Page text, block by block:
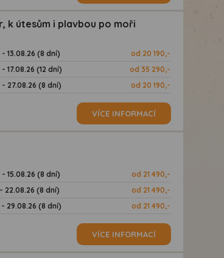
k útesům i plavbou po moři
13.08.26 (8 dní)
od 20 190,-
17.08.26 (12 dní)
od 35 290,-
- 27.08.26 (8 dní)
od 20 190,-
VÍCE INFORMACÍ
15.08.26 (8 dní)
od 21 490,-
22.08.26 (8 dní)
od 21 490,-
- 29.08.26 (8 dní)
od 21 490,-
VÍCE INFORMACÍ